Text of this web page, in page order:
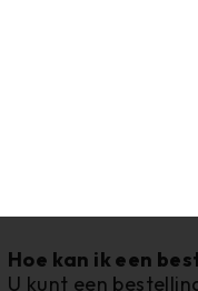
Ja, wij leveren
Kunnen we
Ja, het is mogelijk
Hoe kan ik een
U kunt een